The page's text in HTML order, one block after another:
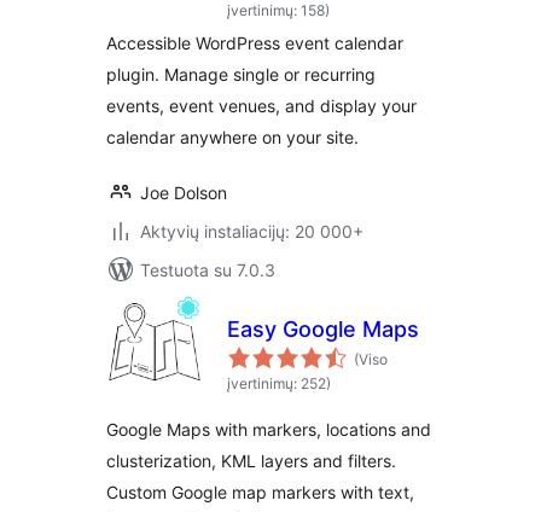
įvertinimų: 158)
Accessible WordPress event calendar
plugin. Manage single or recurring
events, event venues, and display your
calendar anywhere on your site.
Joe Dolson
Aktyvių instaliacijų: 20 000+
Testuota su 7.0.3
Easy Google Maps
(Viso
įvertinimų: 252)
Google Maps with markers, locations and
clusterization, KML layers and filters.
Custom Google map markers with text,